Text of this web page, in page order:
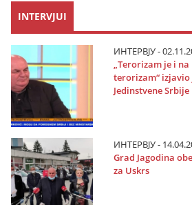
INTERVJUI
ИНТЕРВЈУ -
„Terorizam јe i
terorizam“ izјavio
Јedinstvene
ИНТЕРВЈУ -
Grad Јagodina
za Uskrs